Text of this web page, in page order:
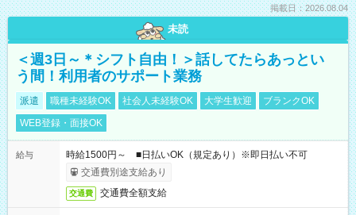
掲載日：2026.08.04
未読
＜週3日～＊シフト自由！＞話してたらあっとい
う間！利用者のサポート業務
派遣 職種未経験OK 社会人未経験OK 大学生歓迎
ブランクOK
WEB登録・面接OK
給与
時給1500円～ ■日払いOK（規定あり）※即日払い不可
交通費別途支給あり
交通費 交通費全額支給